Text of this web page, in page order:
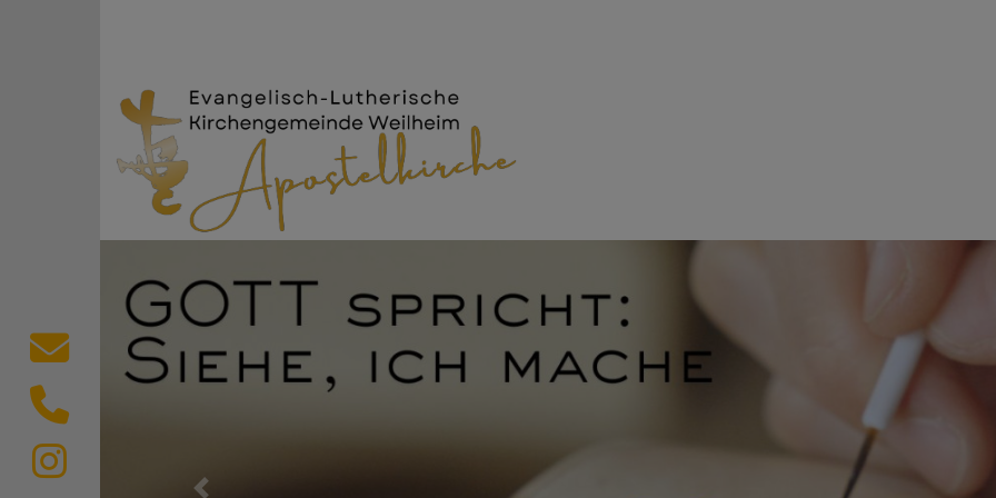
Evang.-Luth. Kirchengemeinde Weilheim
Kontaktformular